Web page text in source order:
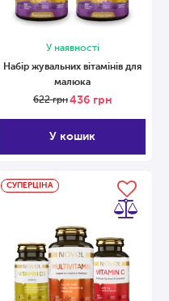
У наявності
Набір жувальних вітамінів для
малюка
622грн 436 грн
У кошик
СУПЕРЦІНА